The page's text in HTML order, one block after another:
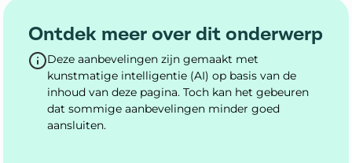
Ontdek meer over dit onderwerp
Deze aanbevelingen zijn gemaakt met
kunstmatige intelligentie (AI) op basis van de
inhoud van deze pagina. Toch kan het gebeuren
dat sommige aanbevelingen minder goed
aansluiten.